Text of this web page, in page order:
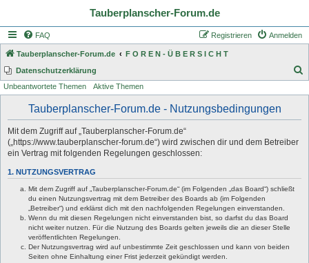
Tauberplanscher-Forum.de
FAQ Anmelden
Registrieren
Tauberplanscher-Forum.de
F O R E N - Ü B E R S I C H T
Datenschutzerklärung
Unbeantwortete Themen Aktive Themen
Tauberplanscher-Forum.de - Nutzungsbedingungen
Mit dem Zugriff auf „Tauberplanscher-Forum.de“
(„https://www.tauberplanscher-forum.de“) wird zwischen dir und dem Betreiber
ein Vertrag mit folgenden Regelungen geschlossen:
1. NUTZUNGSVERTRAG
Mit dem Zugriff auf „Tauberplanscher-Forum.de“ (im Folgenden „das Board“) schließt
du einen Nutzungsvertrag mit dem Betreiber des Boards ab (im Folgenden
„Betreiber“) und erklärst dich mit den nachfolgenden Regelungen einverstanden.
Wenn du mit diesen Regelungen nicht einverstanden bist, so darfst du das Board
nicht weiter nutzen. Für die Nutzung des Boards gelten jeweils die an dieser Stelle
veröffentlichten Regelungen.
Der Nutzungsvertrag wird auf unbestimmte Zeit geschlossen und kann von beiden
Seiten ohne Einhaltung einer Frist jederzeit gekündigt werden.